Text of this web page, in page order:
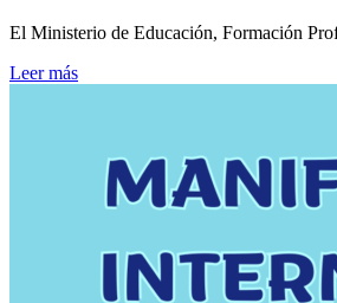
El Ministerio de Educación, Formación
Leer más